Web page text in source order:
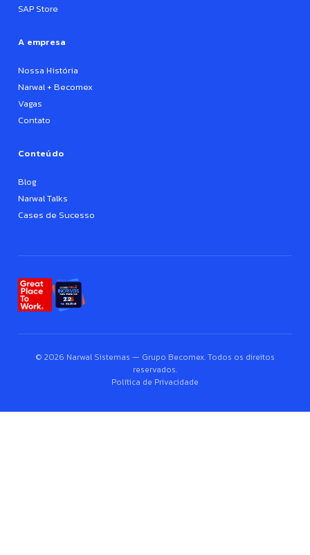
SAP Store
A empresa
Nossa História
Narwal + Becomex
Vagas
Contato
Conteúdo
Blog
Narwal Talks
Cases de Sucesso
© 2026 Narwal Sistemas — Grupo Becomex. Todos os direitos
reservados.
Política de Privacidade